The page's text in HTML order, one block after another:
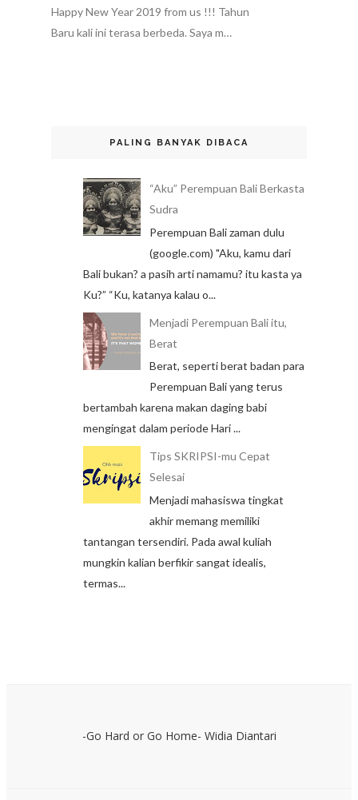
Happy New Year 2019 from us !!! Tahun
Baru kali ini terasa berbeda. Saya m…
PALING BANYAK DIBACA
“Aku” Perempuan Bali Berkasta
Sudra
Perempuan Bali zaman dulu
(google.com) "Aku, kamu dari
Bali bukan? a pasih arti namamu? itu kasta ya
Ku?” “Ku, katanya kalau o...
Menjadi Perempuan Bali itu,
Berat
Berat, seperti berat badan para
Perempuan Bali yang terus
bertambah karena makan daging babi
mengingat dalam periode Hari ...
Tips SKRIPSI-mu Cepat
Selesai
Menjadi mahasiswa tingkat
akhir memang memiliki
tantangan tersendiri. Pada awal kuliah
mungkin kalian berfikir sangat idealis,
termas...
-Go Hard or Go Home- Widia Diantari